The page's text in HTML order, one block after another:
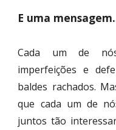
E uma
Cada um de
imperfeições e
baldes rachados.
que cada um de
juntos tão